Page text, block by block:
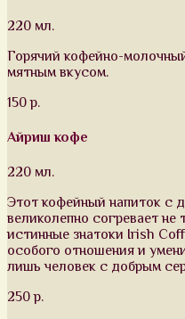
220 мл.
Горячий кофейно-
мятным вкусом.
150 р.
Айриш кофе
220 мл.
Этот кофейный напиток с
великолепно согревает не
истинные знатоки Irish
особого отношения и
лишь человек с добрым
250 р.